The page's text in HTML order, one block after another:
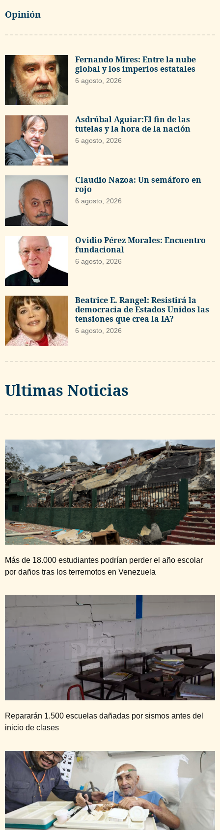
Opinión
Fernando Mires: Entre la nube
global y los imperios estatales
6 agosto, 2026
Asdrúbal Aguiar:El fin de las
tutelas y la hora de la nación
6 agosto, 2026
Claudio Nazoa: Un semáforo en
rojo
6 agosto, 2026
Ovidio Pérez Morales: Encuentro
fundacional
6 agosto, 2026
Beatrice E. Rangel: Resistirá la
democracia de Estados Unidos las
tensiones que crea la IA?
6 agosto, 2026
Ultimas Noticias
Más de 18.000 estudiantes podrían perder el año escolar
por daños tras los terremotos en Venezuela
Repararán 1.500 escuelas dañadas por sismos antes del
inicio de clases